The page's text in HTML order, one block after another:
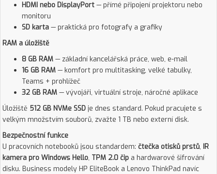
HDMI nebo DisplayPort — přímé připojení projektoru nebo
monitoru
SD karta — praktická pro fotografy a grafiky
RAM a úložiště
8 GB RAM — základní kancelářská práce, web, e-mail
16 GB RAM — komfort pro multitasking, velké tabulky,
Teams + prohlížeč
32 GB RAM — vývojáři, virtuální stroje, náročné aplikace
Úložiště 512 GB NVMe SSD je dnes standard. Pokud pracujete s
velkým množstvím souborů, zvažte 1 TB nebo externí disk.
Bezpečnostní funkce
U pracovních notebooků jsou standardem: čtečka otisků prstů, IR
kamera pro Windows Hello, TPM 2.0 čip a hardwarové šifrování
disku. Business modely HP EliteBook a Lenovo ThinkPad navíc